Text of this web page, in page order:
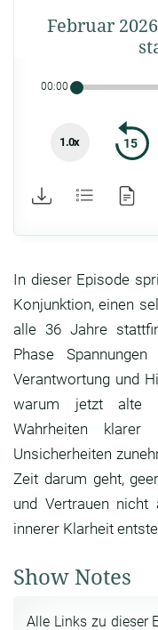
Februar
00:00
1.0x 15
In dieser Episode
Konjunktion, einen
alle 36 Jahre
Phase
Verantwortung und
warum jetzt alte
Wahrheiten
Unsicherheiten
Zeit darum geht,
und Vertrauen nicht
innerer Klarheit
Show Notes
Alle Links zu dieser